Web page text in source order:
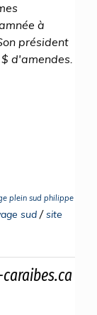
à
président
d'amendes.
plein sud philippe
sud /site